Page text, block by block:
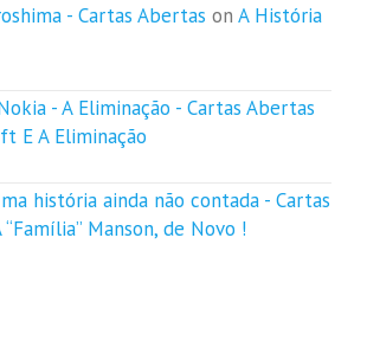
- Cartas Abertas on A História
- A Eliminação - Cartas Abertas
E A Eliminação
história ainda não contada - Cartas
“Família” Manson, de Novo !